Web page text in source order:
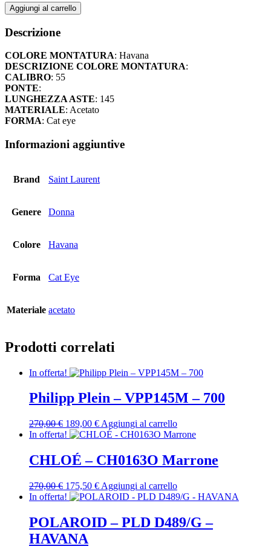
360,00 €.270,00 €.
Saint
Laurent
-
SL
896
-
3
quantità
Aggiungi al carrello
Descrizione
COLORE MONTATURA: Havana
DESCRIZIONE COLORE MONTATURA:
CALIBRO: 55
PONTE:
LUNGHEZZA ASTE: 145
MATERIALE: Acetato
FORMA: Cat eye
Informazioni aggiuntive
Brand Saint Laurent
Genere Donna
Colore Havana
Forma Cat Eye
Materiale acetato
Prodotti correlati
In offerta!
Philipp Plein – VPP145M – 700
270,00€ Il
prezzo
era:
270,00 €.
189,00 €Il
prezzo
è:
189,00 €.
Aggiungi al carrello
In offerta!
CHLOÉ – CH0163O Marrone
270,00€ Il
prezzo
era:
270,00 €.
175,50 €Il
prezzo
è:
175,50 €.
Aggiungi al carrello
In offerta!
POLAROID – PLD D489/G –
HAVANA